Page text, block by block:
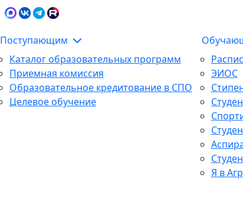
Поступающим
Каталог образовательных программ
Приемная комиссия
Образовательное кредитование в СПО
Целевое обучение
ЭИОС
Я в